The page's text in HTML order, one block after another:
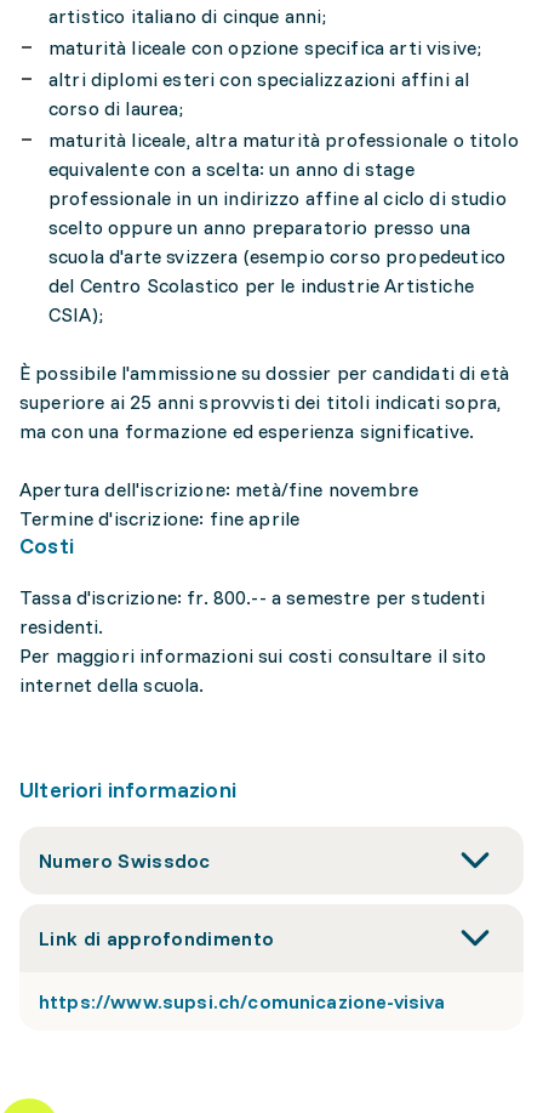
artistico italiano di cinque anni;
maturità liceale con opzione specifica arti visive;
altri diplomi esteri con specializzazioni affini al
corso di laurea;
maturità liceale, altra maturità professionale o titolo
equivalente con a scelta: un anno di stage
professionale in un indirizzo affine al ciclo di studio
scelto oppure un anno preparatorio presso una
scuola d'arte svizzera (esempio corso propedeutico
del Centro Scolastico per le industrie Artistiche
CSIA);
È possibile l'ammissione su dossier per candidati di età
superiore ai 25 anni sprovvisti dei titoli indicati sopra,
ma con una formazione ed esperienza significative.
Apertura dell'iscrizione: metà/fine novembre
Termine d'iscrizione: fine aprile
Costi
Tassa d'iscrizione: fr. 800.-- a semestre per studenti
residenti.
Per maggiori informazioni sui costi consultare il sito
internet della scuola.
Ulteriori informazioni
Numero Swissdoc
Link di approfondimento
https://www.supsi.ch/comunicazione-visiva